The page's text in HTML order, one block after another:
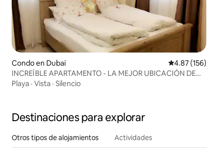
Condo en Dubai Calificación
4.87 (156)
INCREÍBLE APARTAMENTO - LA MEJOR UBICACIÓN DE
DUBÁI
Playa · Vista · Silencio
Destinaciones para explorar
Otros tipos de alojamientos Actividades